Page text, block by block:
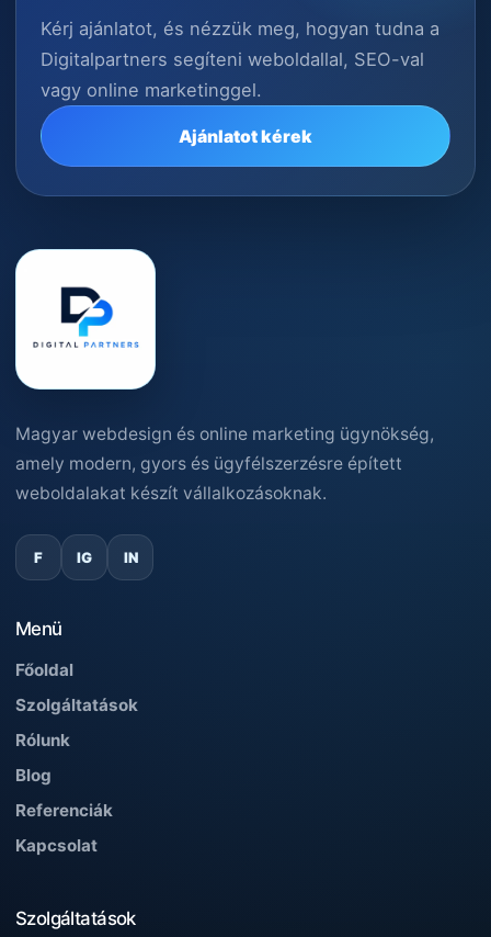
Kérj ajánlatot, és nézzük meg, hogyan tudna a
Digitalpartners segíteni weboldallal, SEO-val
vagy online marketinggel.
Ajánlatot kérek
Magyar webdesign és online marketing ügynökség,
amely modern, gyors és ügyfélszerzésre épített
weboldalakat készít vállalkozásoknak.
F IG IN
Menü
Főoldal
Szolgáltatások
Rólunk
Blog
Referenciák
Kapcsolat
Szolgáltatások